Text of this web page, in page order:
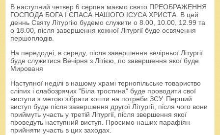
В наступний четвер 6 серпня маємо свято ПРЕОБРАЖЕННЯ
ГОСПОДА БОГА І СПАСА НАШОГО ІСУСА ХРИСТА. В цей
деннь Святу Літургію будемо служити о 8.00, 10.00, 12.99 та
о 18.00, після завершення кожної Літургії буде освячення
першоплодів.
На передодні, в середу, після завершення вечірньої Літургії
буде служитися Вечірня з Літією, по завершення якої буде
Мированя
Наступної неділі в нашому храмі тернопільське товариство
сліпих і слабозрячих "Біла тростина" буде проводити свої
виступи з метою зібрати кошти на потреби ЗСУ. Перший
виступ буде після завершення другої Літургії, після чого вони
приймуть участь у третій Літургії, після звершення якої
проведуть наступний виступ. Просимо наших парафіян
прийняти участь в цих заходах.